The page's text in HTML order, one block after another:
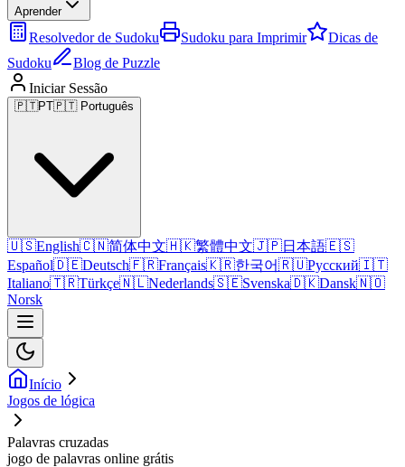
Aprender
Resolvedor de Sudoku Sudoku para Imprimir
Dicas de
Sudoku
Blog de Puzzle
Iniciar Sessão
🇵🇹PT🇵🇹 Português
🇺🇸English🇨🇳简体中文🇭🇰繁體中文🇯🇵日本語🇪🇸
Español🇩🇪Deutsch🇫🇷Français🇰🇷한국어🇷🇺Русский🇮🇹
Italiano🇹🇷Türkçe🇳🇱Nederlands🇸🇪Svenska🇩🇰Dansk🇳🇴
Norsk
Início
Jogos de lógica
Palavras cruzadas
jogo de palavras online grátis